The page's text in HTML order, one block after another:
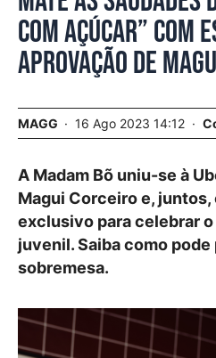
com Açúcar” com
aprovação de
MAGG 16 Ago 2023 14:12
A Madam Bõ uniu-se à
Magui Corceiro e, juntos,
exclusivo para celebrar
juvenil. Saiba como
sobremesa.